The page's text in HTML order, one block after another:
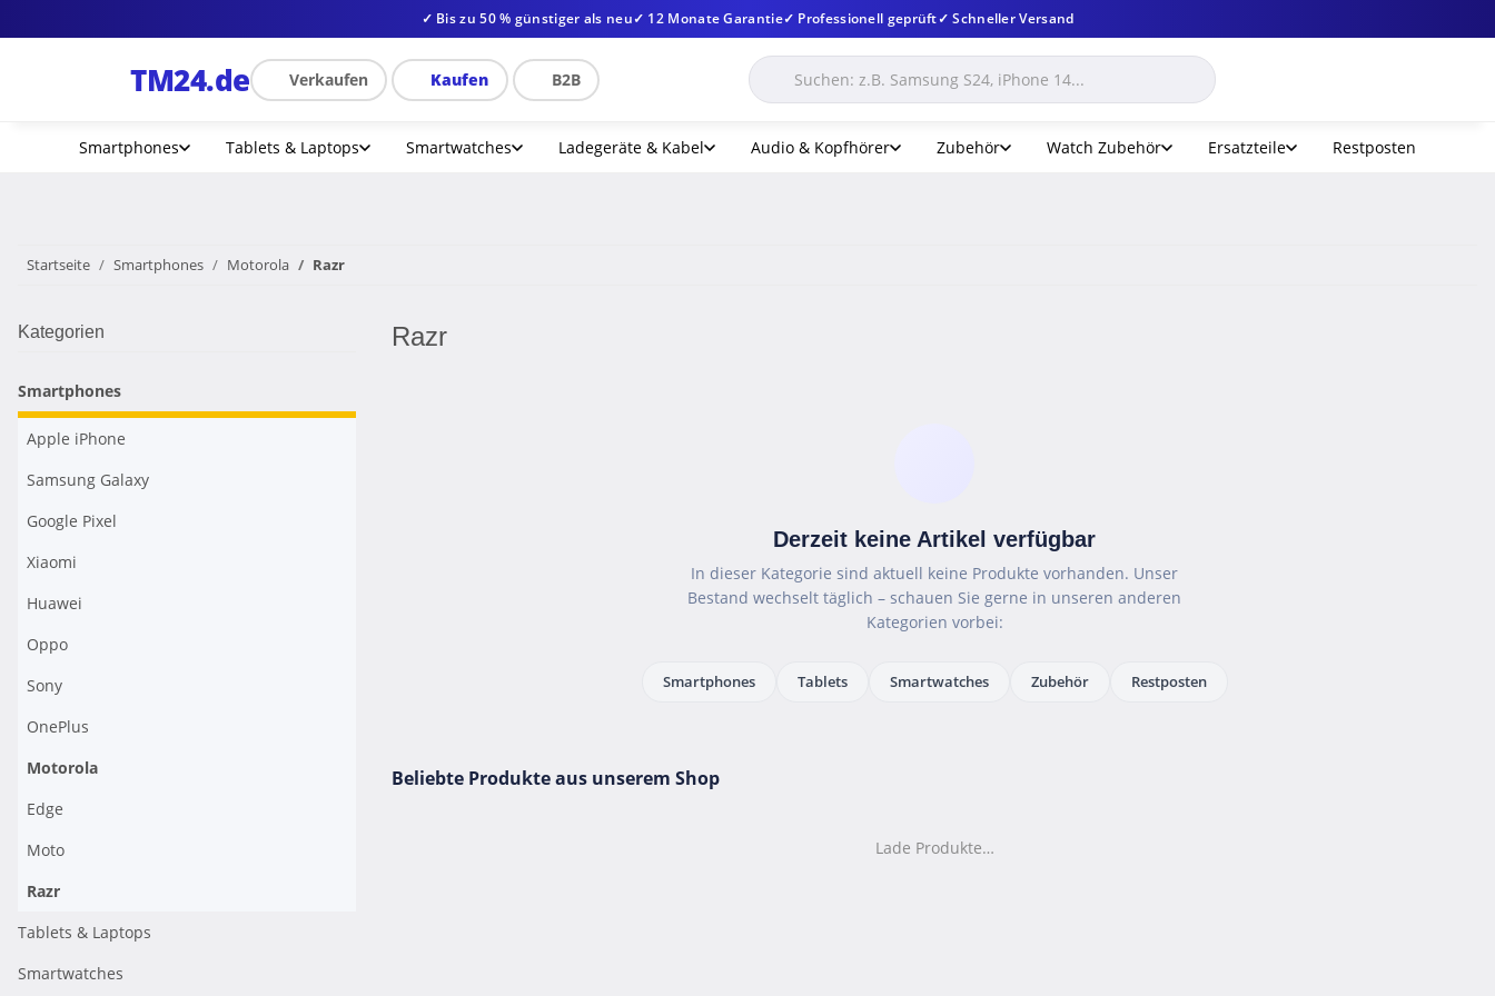
✓ Bis zu 50 % günstiger als neu✓ 12 Monate Garantie✓ Professionell geprüft✓ Schneller Versand
TM24.de Verkaufen Kaufen B2B
Smartphones Tablets & Laptops Smartwatches Ladegeräte & Kabel Audio & Kopfhörer Zubehör Watch Zubehör Ersatzteile Restposten
Startseite Smartphones Motorola Razr
Razr
Derzeit keine Artikel verfügbar
In dieser Kategorie sind aktuell keine Produkte vorhanden. Unser
Bestand wechselt täglich – schauen Sie gerne in unseren anderen
Kategorien vorbei:
Smartphones Tablets Smartwatches Zubehör Restposten
Beliebte Produkte aus unserem Shop
Lade Produkte…
Kategorien
Smartphones
Apple iPhone
Samsung Galaxy
Google Pixel
Xiaomi
Huawei
Oppo
Sony
OnePlus
Motorola
Edge
Moto
Razr
Tablets & Laptops
Smartwatches